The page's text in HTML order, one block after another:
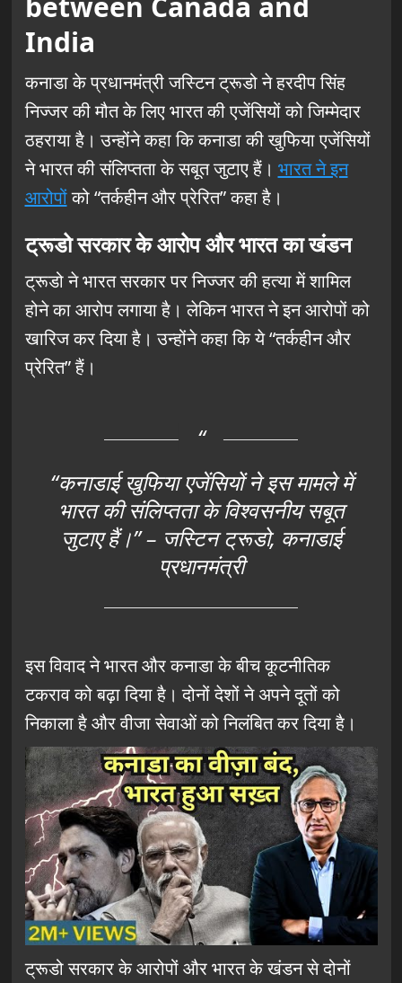
India
कनाडा के प्रधानमंत्री जस्टिन ट्रूडो ने हरदीप सिंह
निज्जर की मौत के लिए भारत की एजेंसियों को जिम्मेदार
ठहराया है। उन्होंने कहा कि कनाडा की खुफिया एजेंसियों
ने भारत की संलिप्तता के सबूत जुटाए हैं। भारत ने इन
आरोपोंको “तर्कहीन और प्रेरित” कहा है।
ट्रूडो सरकार के आरोप और भारत का खंडन
ट्रूडो ने भारत सरकार पर निज्जर की हत्या में शामिल
होने का आरोप लगाया है। लेकिन भारत ने इन आरोपों को
खारिज कर दिया है। उन्होंने कहा कि ये “तर्कहीन और
प्रेरित” हैं।
“कनाडाई खुफिया एजेंसियों ने इस मामले में
भारत की संलिप्तता के विश्वसनीय सबूत
जुटाए हैं।” – जस्टिन ट्रूडो, कनाडाई
प्रधानमंत्री
इस विवाद ने भारत और कनाडा के बीच कूटनीतिक
टकराव को बढ़ा दिया है। दोनों देशों ने अपने दूतों को
निकाला है और वीजा सेवाओं को निलंबित कर दिया है।
ट्रूडो सरकार के आरोपों और भारत के खंडन से दोनों